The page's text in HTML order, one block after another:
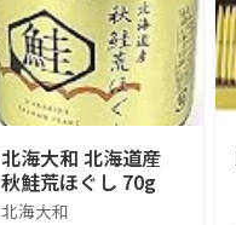
北海大和 北海道産
秋鮭荒ほぐし 70g
北海大和